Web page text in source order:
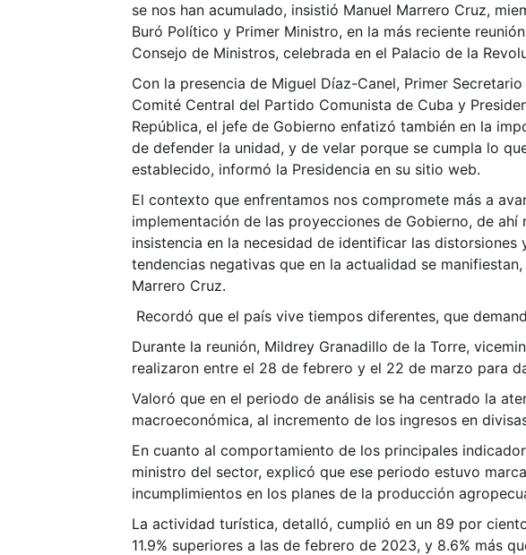
se nos han acumulado, insistió Manuel Marrero Cruz,
Buró Político y Primer Ministro, en la más reciente
Consejo de Ministros, celebrada en el Palacio de la
Con la presencia de Miguel Díaz-Canel, Primer Secretario
Comité Central del Partido Comunista de Cuba y
República, el jefe de Gobierno enfatizó también en la
de defender la unidad, y de velar porque se cumpla lo
establecido, informó la Presidencia en su sitio web.
El contexto que enfrentamos nos compromete más a
implementación de las proyecciones de Gobierno, de ahí
insistencia en la necesidad de identificar las distorsiones
tendencias negativas que en la actualidad se
Marrero Cruz.
Recordó que el país vive tiempos diferentes, que
Durante la reunión, Mildrey Granadillo de la Torre,
realizaron entre el 28 de febrero y el 22 de marzo para
Valoró que en el periodo de análisis se ha centrado la
macroeconómica, al incremento de los ingresos en
En cuanto al comportamiento de los principales
ministro del sector, explicó que ese periodo estuvo
incumplimientos en los planes de la producción
La actividad turística, detalló, cumplió en un 89 por
11.9% superiores a las de febrero de 2023, y 8.6% más